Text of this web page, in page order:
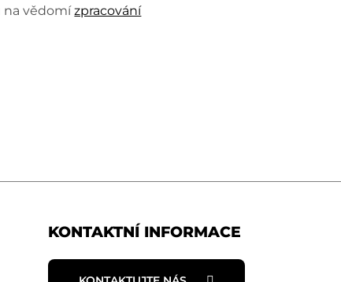
na vědomízpracování
KONTAKTNÍ INFORMACE